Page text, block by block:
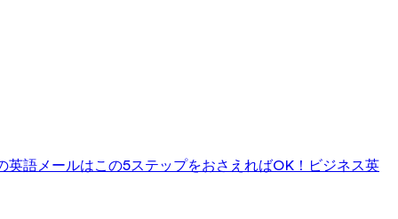
英語メールはこの5ステップをおさえればOK！ ビジネス英